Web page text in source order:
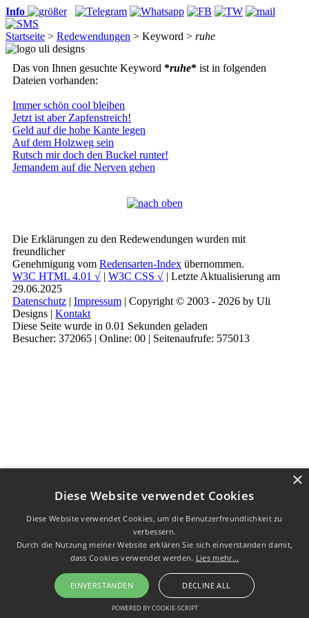
Info
Startseite > Redewendungen > Keyword > ruhe
Das von Ihnen gesuchte Keyword *ruhe* ist in folgenden
Dateien vorhanden:
Immer schön cool bleiben
Jetzt ist aber Zapfenstreich!
Geld auf die hohe Kante legen
Auf dem Holzweg sein
Rutsch mir doch den Buckel runter!
Jemandem auf die Nerven gehen
Die Erklärungen zu den Redewendungen wurden mit
freundlicher
Genehmigung vom Redensarten-Index übernommen.
W3C HTML 4.01 √ | W3C CSS √ | Letzte Aktualisierung am
29.06.2025
Datenschutz | Impressum | Copyright © 2003 - 2026 by Uli
Designs | Kontakt
Diese Seite wurde in 0.01 Sekunden geladen
Besucher: 372065 | Online: 00 | Seitenaufrufe: 575013
Diese Website verwendet Cookies
Diese Website verwendet Cookies, um die Benutzerfreundlichkeit zu
verbessern.
Durch die Nutzung meiner Website erklären Sie sich einverstanden damit,
dass Cookies verwendet werden. Lies mehr...
EINVERSTANDEN DECLINE ALL
POWERED BY COOKIE-SCRIPT
×